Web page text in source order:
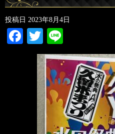
投稿日 2023年8月4日
Facebook
Twitter